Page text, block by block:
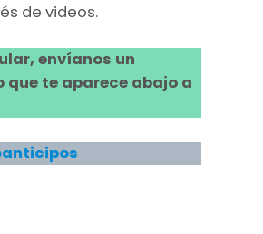
de videos.
envíanos un
te aparece abajo a